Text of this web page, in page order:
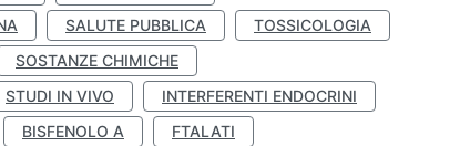
SALUTE PUBBLICA
TOSSICOLOGIA
SOSTANZE CHIMICHE
STUDI IN VIVO
INTERFERENTI ENDOCRINI
BISFENOLO A
FTALATI